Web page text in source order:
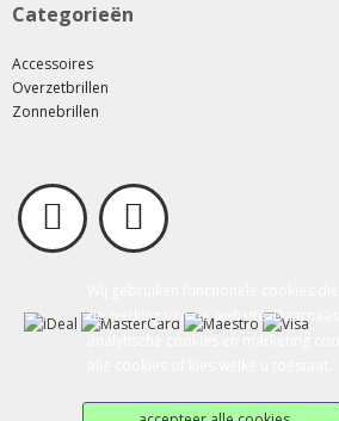
de werking van de website.
Categorieën
Accessoires
Overzetbrillen
Zonnebrillen